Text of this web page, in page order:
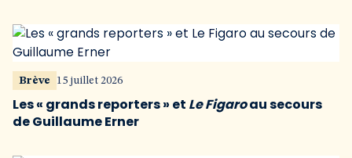
Brève 15 juillet 2026
Les « grands reporters » et Le Figaroau secours
de Guillaume Erner